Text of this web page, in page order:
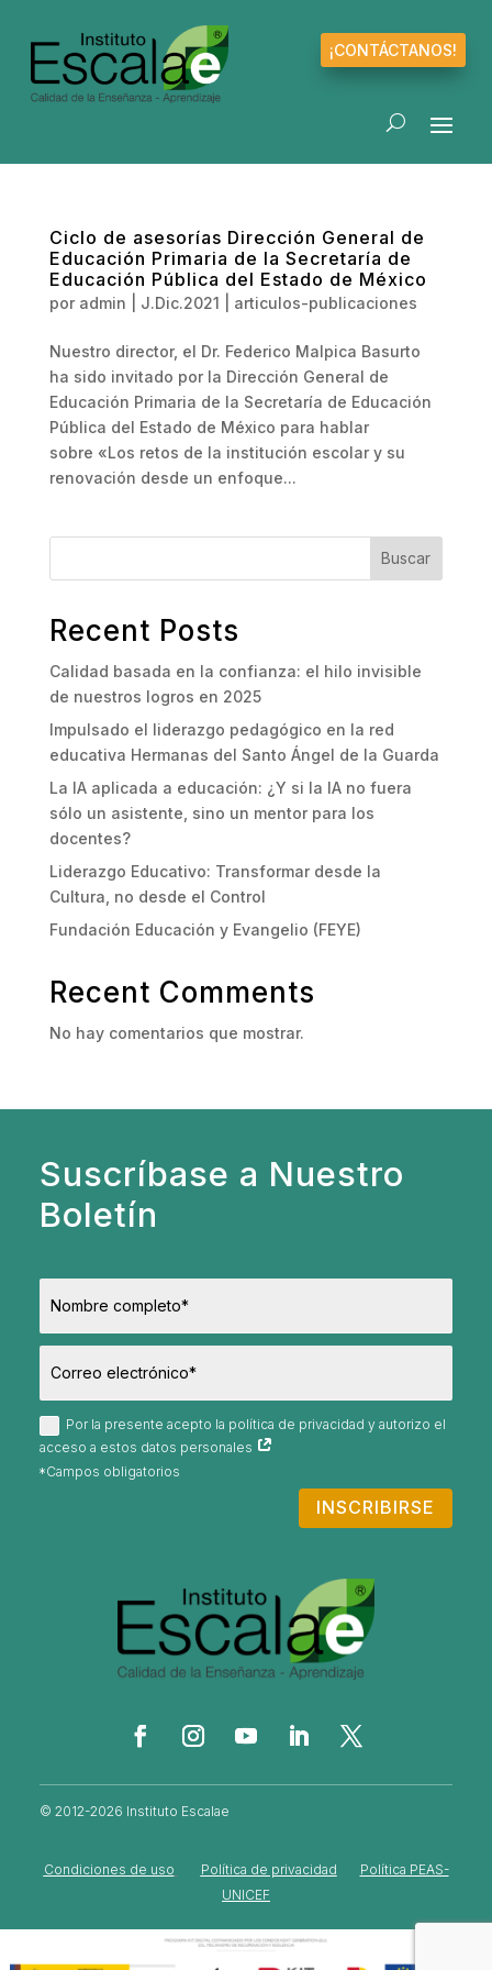
¡CONTÁCTANOS!
Ciclo de asesorías Dirección General de
Educación Primaria de la Secretaría de
Educación Pública del Estado de México
por admin J.Dic.2021 articulos-publicaciones
Nuestro director, el Dr. Federico Malpica Basurto
ha sido invitado por la Dirección General de
Educación Primaria de la Secretaría de Educación
Pública del Estado de México para hablar
sobre «Los retos de la institución escolar y su
renovación desde un enfoque...
Buscar
Recent Posts
Calidad basada en la confianza: el hilo invisible
de nuestros logros en 2025
Impulsado el liderazgo pedagógico en la red
educativa Hermanas del Santo Ángel de la Guarda
La IA aplicada a educación: ¿Y si la IA no fuera
sólo un asistente, sino un mentor para los
docentes?
Liderazgo Educativo: Transformar desde la
Cultura, no desde el Control
Fundación Educación y Evangelio (FEYE)
Recent Comments
No hay comentarios que mostrar.
Suscríbase a Nuestro
Boletín
Por la presente acepto la política de privacidad y autorizo el
acceso a estos datos personales
INSCRIBIRSE
© 2012-2026 Instituto Escalae
Condiciones de uso Política de privacidad
Política PEAS-
UNICEF